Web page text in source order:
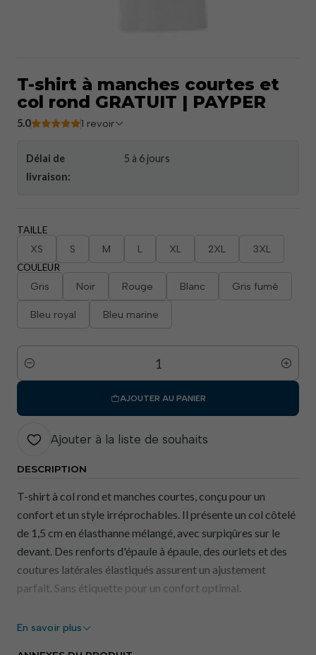
T-shirt à manches courtes et
col rond GRATUIT | PAYPER
5.0 1 revoir
Délai de
livraison:
5 à 6 jours
TAILLE
XS S M L XL 2XL 3XL
COULEUR
Gris Noir Rouge Blanc Gris fumé
Bleu royal Bleu marine
Quantité
AJOUTER AU PANIER
Ajouter à la liste de souhaits
DESCRIPTION
T-shirt à col rond et manches courtes, conçu pour un
confort et un style irréprochables. Il présente un col côtelé
de 1,5 cm en élasthanne mélangé, avec surpiqûres sur le
devant. Des renforts d'épaule à épaule, des ourlets et des
coutures latérales élastiqués assurent un ajustement
parfait. Sans étiquette pour un confort optimal.
Caractéristiques
principales
En savoir plus